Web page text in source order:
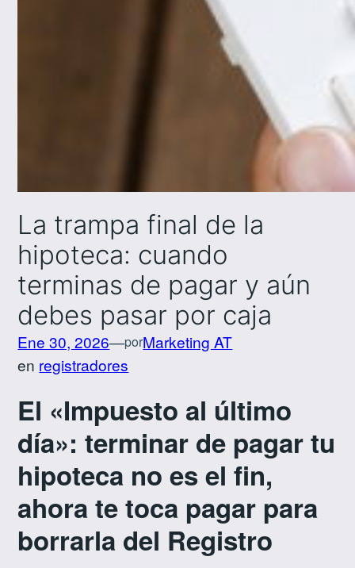
La trampa final de la
hipoteca: cuando
terminas de pagar y aún
debes pasar por caja
Ene 30, 2026—porMarketing AT
en registradores
El «Impuesto al último
día»: terminar de pagar tu
hipoteca no es el fin,
ahora te toca pagar para
borrarla del Registro